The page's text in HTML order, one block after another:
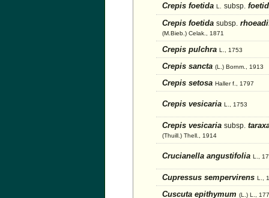
Crepis foetida L. subsp.
Crepis foetida subsp.
(M.Bieb.) Celak., 1871
Crepis pulchra L., 1753
Crepis sancta (L.) Bornm., 1913
Crepis setosa Haller f., 1797
Crepis vesicaria L., 1753
Crepis vesicaria subsp.
(Thuill.) Thell., 1914
Crucianella angustifolia L.,
Cupressus sempervirens L.,
Cuscuta epithymum (L.) L.,